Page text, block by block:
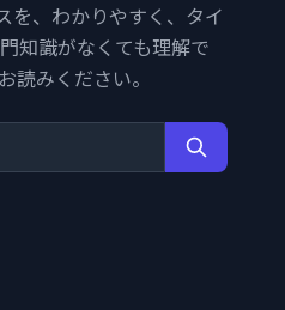
を、わかりやすく、タイ
知識がなくても理解で
読みください。